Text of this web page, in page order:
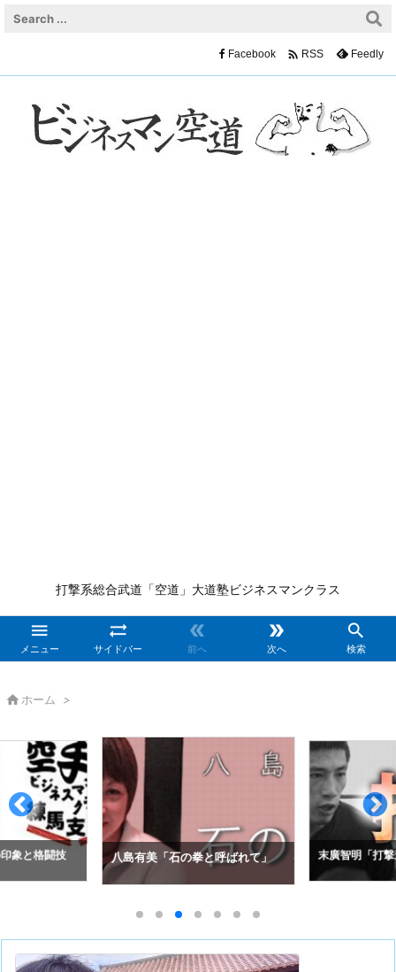
打撃系総合武道「空道」大道塾ビジネスマンクラス

メニュー

サイドバー

前へ

次へ

検索
Facebook  RSS Feedly
 ホーム >
象と格闘技 八島有美「石の拳と呼ばれて」 末廣智明「打